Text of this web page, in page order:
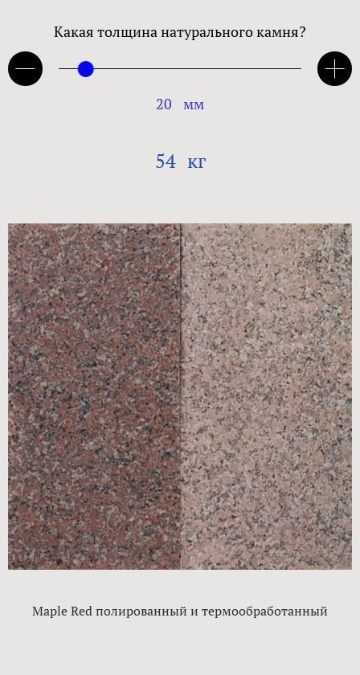
Какая толщина натурального камня?
20 мм
54 кг
Maple Red полированный и термообработанный